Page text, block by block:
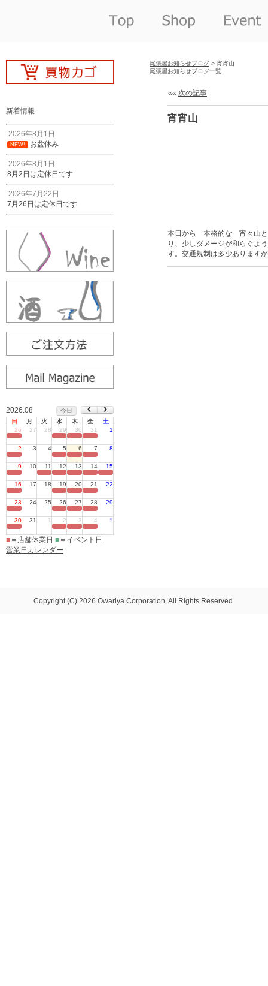
新着情報
2026年8月1日
NEW! お盆休み
2026年8月1日
8月2日は定休日です
2026年7月22日
7月26日は定休日です
2026.08
今日
日
月 火 水 木 金
土
26
27 28 29 30 31 1
2 3 4 5 6 7 8
9 10 11 12 13 14 15
16 17 18 19 20 21 22
23 24 25 26 27 28 29
30 31 1 2 3 4 5
■ ＝店舗休業日 ■ ＝イベント日
営業日カレンダー
尾張屋お知らせブログ > 宵宵山
尾張屋お知らせブログ一覧
«« 次の記事
宵宵山
本日から 本格的な 宵々山と
り、少しダメージが和らぐよ
す。交通規制は多少ありま
Copyright (C) 2026 Owariya Corporation. All Rights Reserved.